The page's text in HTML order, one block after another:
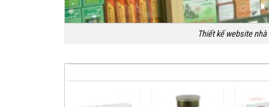
Thiết kế website